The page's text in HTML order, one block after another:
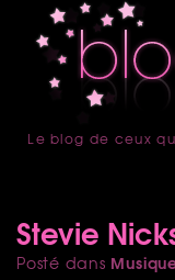
accueil
Le blog de ceux
Stevie
Posté dans